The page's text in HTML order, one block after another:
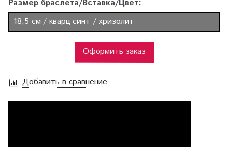
Размер браслета/Вставка/Цвет:
18,5 см / кварц синт / хризолит
Оформить заказ
Добавить в сравнение